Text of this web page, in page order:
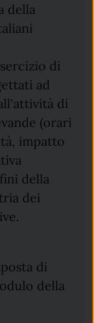
della
di
ad
di
(orari
impatto
della
dei
di
della